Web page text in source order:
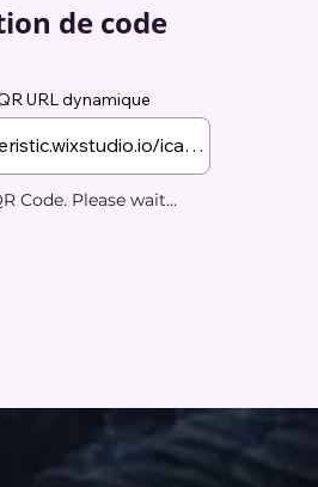
de code
URL dynamique
Code. Please wait...